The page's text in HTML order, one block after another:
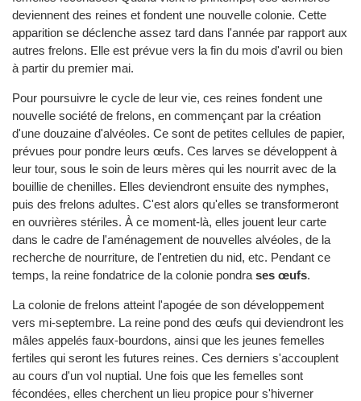
deviennent des reines et fondent une nouvelle colonie. Cette
apparition se déclenche assez tard dans l'année par rapport aux
autres frelons. Elle est prévue vers la fin du mois d'avril ou bien
à partir du premier mai.
Pour poursuivre le cycle de leur vie, ces reines fondent une
nouvelle société de frelons, en commençant par la création
d'une douzaine d'alvéoles. Ce sont de petites cellules de papier,
prévues pour pondre leurs œufs. Ces larves se développent à
leur tour, sous le soin de leurs mères qui les nourrit avec de la
bouillie de chenilles. Elles deviendront ensuite des nymphes,
puis des frelons adultes. C'est alors qu'elles se transformeront
en ouvrières stériles. À ce moment-là, elles jouent leur carte
dans le cadre de l'aménagement de nouvelles alvéoles, de la
recherche de nourriture, de l'entretien du nid, etc. Pendant ce
temps, la reine fondatrice de la colonie pondra ses œufs.
La colonie de frelons atteint l'apogée de son développement
vers mi-septembre. La reine pond des œufs qui deviendront les
mâles appelés faux-bourdons, ainsi que les jeunes femelles
fertiles qui seront les futures reines. Ces derniers s'accouplent
au cours d'un vol nuptial. Une fois que les femelles sont
fécondées, elles cherchent un lieu propice pour s'hiverner